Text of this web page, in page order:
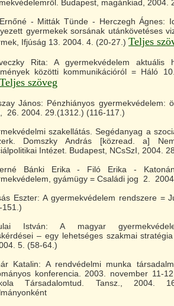
Budapest, magánkiad, 2004.
- Mitták Tünde - Herczegh Ágnes:
gyermekek sorsának utánkövetéses
Ifjúság 13. 2004. 4. (20-27.) Teljes
Rita: A gyermekvédelem aktuális
közötti kommunikációról = Háló
Teljes szöveg
János: Pénzhiányos gyermekvédelem:
26. 2004. 29.(1312.) (116-117.)
szakellátás. Segédanyag a
Domszky András [közread. a]
Intézet. Budapest, NCsSzI, 2004.
Bánki Erika - Filó Erika -
gyámügy = Családi jog 2.
Eszter: A gyermekvédelem rendszere
151.)
István: A magyar
– egy lehetséges szakmai
5. (58-64.)
Katalin: A rendvédelmi munka
konferencia. 2003. november 11-
Társadalomtud. Tansz., 2004.